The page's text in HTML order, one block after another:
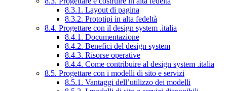
8.3.1. Layout di pagina
8.3.2. Prototipi in alta fedeltà
8.4. Progettare con il design system .italia
8.4.1. Documentazione
8.4.2. Benefici del design system
8.4.3. Risorse operative
8.4.4. Come contribuire al design system .italia
8.5. Progettare con i modelli di sito e servizi
8.5.1. Vantaggi dell’utilizzo dei modelli